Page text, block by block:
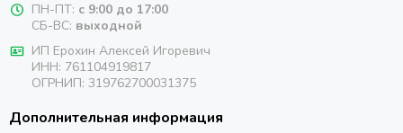
ПН-ПТ: с 9:00 до 17:00
СБ-ВС: выходной
ИП Ерохин Алексей Игоревич
ИНН: 761104919817
ОГРНИП: 319762700031375
Дополнительная информация